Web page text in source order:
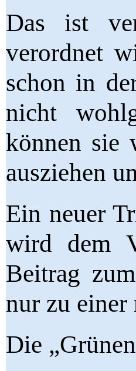
Das ist
verordnet
schon in
nicht
können sie
ausziehen
Ein neuer
wird dem
Beitrag
nur zu einer
Die